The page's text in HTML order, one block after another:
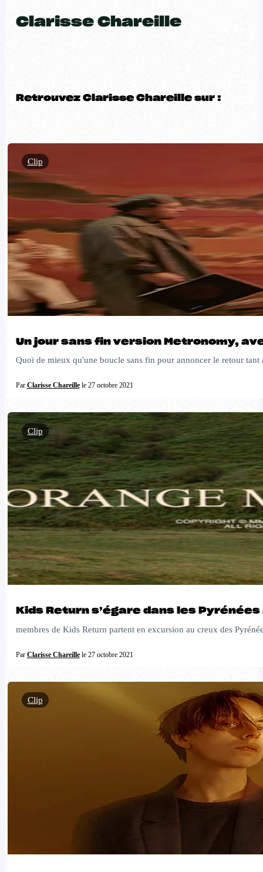
Clarisse Chareille
Retrouvez Clarisse Chareille sur :
Un jour sans fin version Metronomy,
Quoi de mieux qu'une boucle sans fin pour annoncer le retour
Par Clarisse Chareillele 27 octobre 2021
Clip
Kids Return s’égare dans les
membres de Kids Return partent en excursion au creux des
Par Clarisse Chareillele 27 octobre 2021
Clip
Clip